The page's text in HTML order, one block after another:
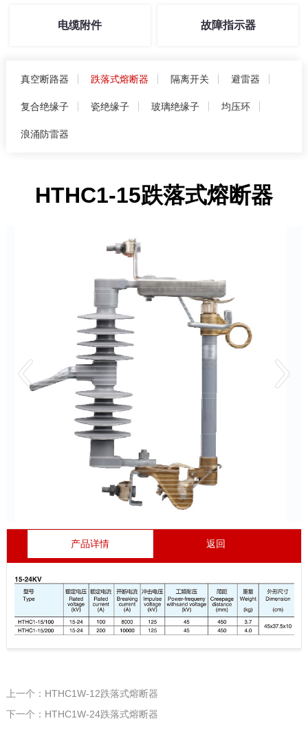
电缆附件 故障指示器
真空断路器 跌落式熔断器 隔离开关 避雷器
复合绝缘子 瓷绝缘子 玻璃绝缘子 均压环
浪涌防雷器
HTHC1-15跌落式熔断器
产品详情 返回
上一个：HTHC1W-12跌落式熔断器
下一个：HTHC1W-24跌落式熔断器